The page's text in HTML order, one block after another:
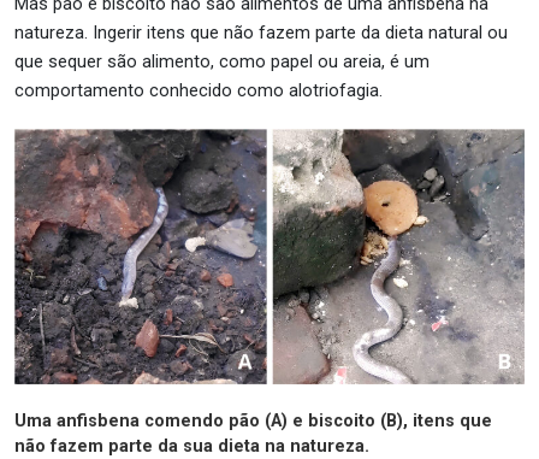
natureza. Ingerir itens que não fazem parte da dieta natural ou
que sequer são alimento, como papel ou areia, é um
comportamento conhecido como alotriofagia.
Uma anfisbena comendo pão (A) e biscoito (B), itens que
não fazem parte da sua dieta na natureza.